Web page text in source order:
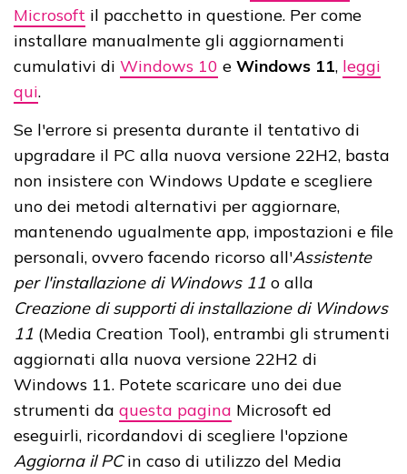
Microsoft il pacchetto in questione. Per come
installare manualmente gli aggiornamenti
cumulativi di Windows 10 e Windows 11, leggi
qui.
Se l'errore si presenta durante il tentativo di
upgradare il PC alla nuova versione 22H2, basta
non insistere con Windows Update e scegliere
uno dei metodi alternativi per aggiornare,
mantenendo ugualmente app, impostazioni e file
personali, ovvero facendo ricorso all'Assistente
per l'installazione di Windows 11 o alla
Creazione di supporti di installazione di Windows
11 (Media Creation Tool), entrambi gli strumenti
aggiornati alla nuova versione 22H2 di
Windows 11. Potete scaricare uno dei due
strumenti da questa pagina Microsoft ed
eseguirli, ricordandovi di scegliere l'opzione
Aggiorna il PCin caso di utilizzo del Media